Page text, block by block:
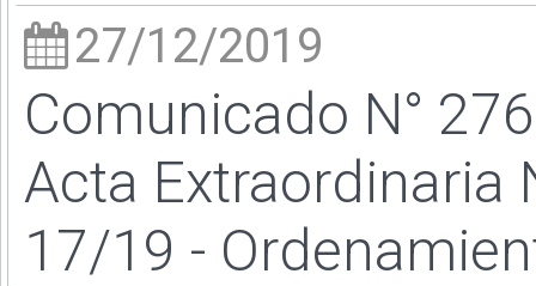
27/12/2019
Comunicado N°
Acta Extraordinaria
17/19 -